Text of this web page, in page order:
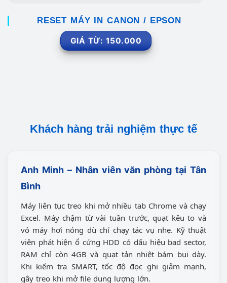
RESET MÁY IN CANON / EPSON
GIÁ TỪ: 150.000
Khách hàng trải nghiệm thực tế
Anh Minh – Nhân viên văn phòng tại Tân
Bình
Máy liên tục treo khi mở nhiều tab Chrome và chạy
Excel. Máy chậm từ vài tuần trước, quạt kêu to và
vỏ máy hơi nóng dù chỉ chạy tác vụ nhẹ. Kỹ thuật
viên phát hiện ổ cứng HDD có dấu hiệu bad sector,
RAM chỉ còn 4GB và quạt tản nhiệt bám bụi dày.
Khi kiểm tra SMART, tốc độ đọc ghi giảm mạnh,
gây treo khi mở file dung lượng lớn.